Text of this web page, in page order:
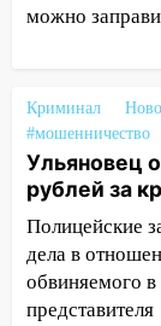
днем 6
объявлена
10:00 В
51-
09:50
застрял в
09:44
юному
можно
Криминал
#мошенничество
Ульяновец
рублей за
Полицейские
дела в
обвиняемого
представителя